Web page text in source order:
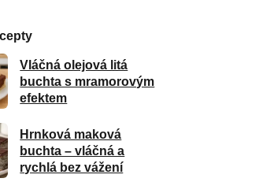
Vláčná olejová litá
buchta s mramorovým
efektem
Hrnková maková
buchta – vláčná a
rychlá bez vážení